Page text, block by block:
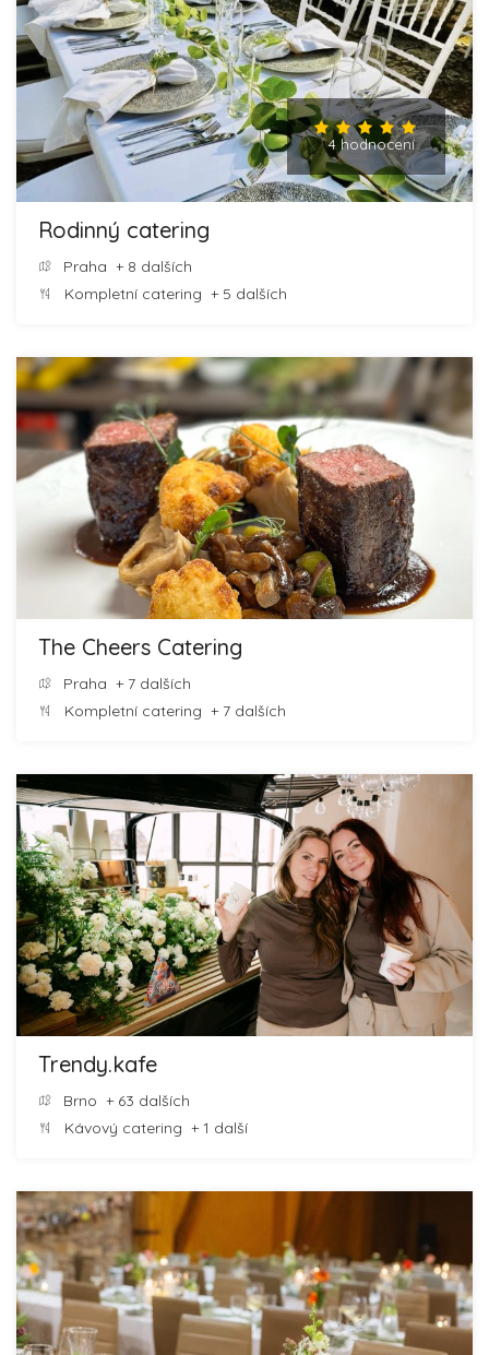
4 hodnocení
Rodinný catering
Praha + 8 dalších
Kompletní catering + 5 dalších
The Cheers Catering
Praha + 7 dalších
Kompletní catering + 7 dalších
Trendy.kafe
Brno + 63 dalších
Kávový catering + 1 další